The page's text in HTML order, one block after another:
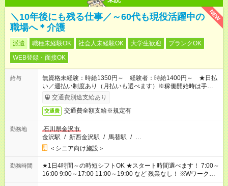
NEW
＼10年後にも残る仕事／～60代も現役活躍中の
職場へ＊介護
派遣 職種未経験OK 社会人未経験OK 大学生歓迎
ブランクOK
WEB登録・面接OK
給与
無資格未経験：時給1350円～ 経験者：時給1400円～ ★日払
い／週払い制度あり（月払いも選べます）※稼働開始時は手続き
完了次第のお支払いとなります。
交通費別途支給あり
交通費 交通費全額支給※規定有
勤務地
石川県金沢市
金沢駅 / 新西金沢駅 / 馬替駅 / …
＜シニア向け施設＞
勤務時間
★1日4時間～の時短シフトOK ★スタート時間選べます！ 7:00～
16:00 9:00～17:00 11:00～19:00 など 残業なし！ ※Wワークの
場合、他のお仕事と合わせ週40時間超の就業はご案内できませ